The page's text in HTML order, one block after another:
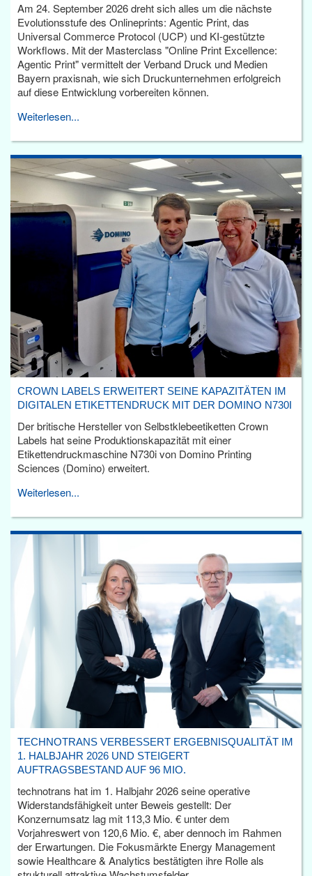
Am 24. September 2026 dreht sich alles um die nächste
Evolutionsstufe des Onlineprints: Agentic Print, das
Universal Commerce Protocol (UCP) und KI-gestützte
Workflows. Mit der Masterclass "Online Print Excellence:
Agentic Print" vermittelt der Verband Druck und Medien
Bayern praxisnah, wie sich Druckunternehmen erfolgreich
auf diese Entwicklung vorbereiten können.
Weiterlesen...
CROWN LABELS ERWEITERT SEINE KAPAZITÄTEN IM
DIGITALEN ETIKETTENDRUCK MIT DER DOMINO N730I
Der britische Hersteller von Selbstklebeetiketten Crown
Labels hat seine Produktionskapazität mit einer
Etikettendruckmaschine N730i von Domino Printing
Sciences (Domino) erweitert.
Weiterlesen...
TECHNOTRANS VERBESSERT ERGEBNISQUALITÄT IM
1. HALBJAHR 2026 UND STEIGERT
AUFTRAGSBESTAND AUF 96 MIO.
technotrans hat im 1. Halbjahr 2026 seine operative
Widerstandsfähigkeit unter Beweis gestellt: Der
Konzernumsatz lag mit 113,3 Mio. € unter dem
Vorjahreswert von 120,6 Mio. €, aber dennoch im Rahmen
der Erwartungen. Die Fokusmärkte Energy Management
sowie Healthcare & Analytics bestätigten ihre Rolle als